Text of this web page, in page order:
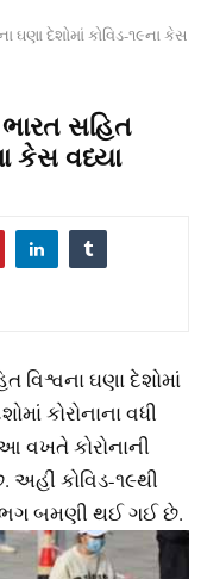
ઘણા દેશોમાં કોવિડ-૧૯ના કેસ
ભારત સહિત
કેસ વધ્યા
વિશ્વના ઘણા દેશોમાં
કોરોનાના વધી
વખતે કોરોનાની
અહીં કોવિડ-૧૯થી
બમણી થઈ ગઈ છે.